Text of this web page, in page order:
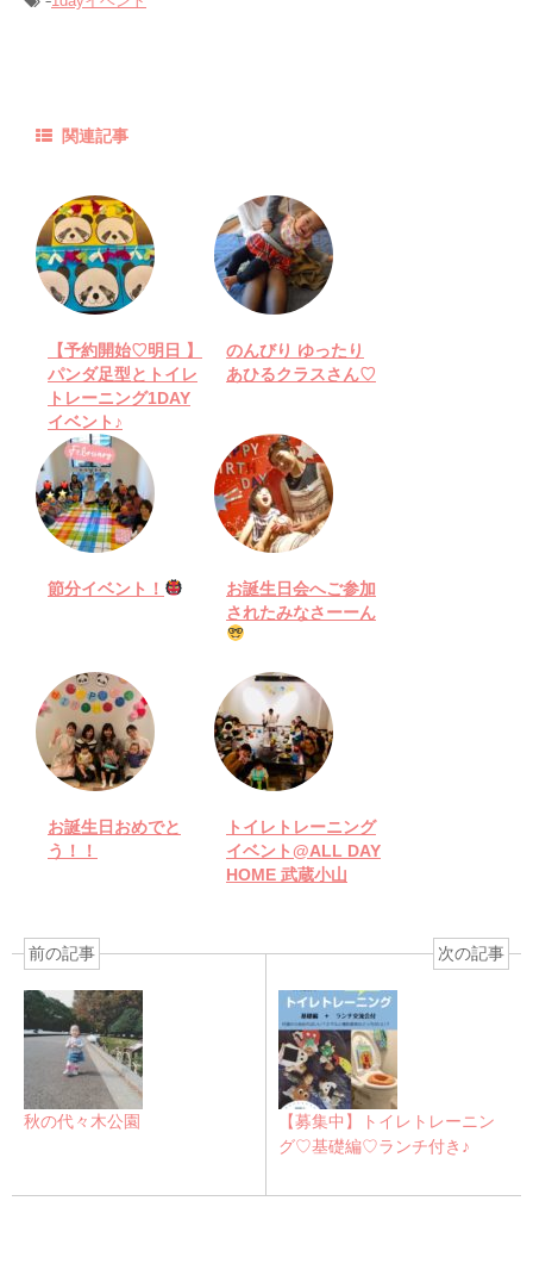
関連記事
【予約開始♡明日 】
パンダ足型とトイレ
トレーニング1DAY
イベント♪
のんびり ゆったり
あひるクラスさん♡
節分イベント！
お誕生日会へご参加
されたみなさーーん
お誕生日おめでと
う！！
トイレトレーニング
イベント@ALL DAY
HOME 武蔵小山
前の記事
秋の代々木公園
次の記事
【募集中】トイレトレーニン
グ♡基礎編♡ランチ付き♪